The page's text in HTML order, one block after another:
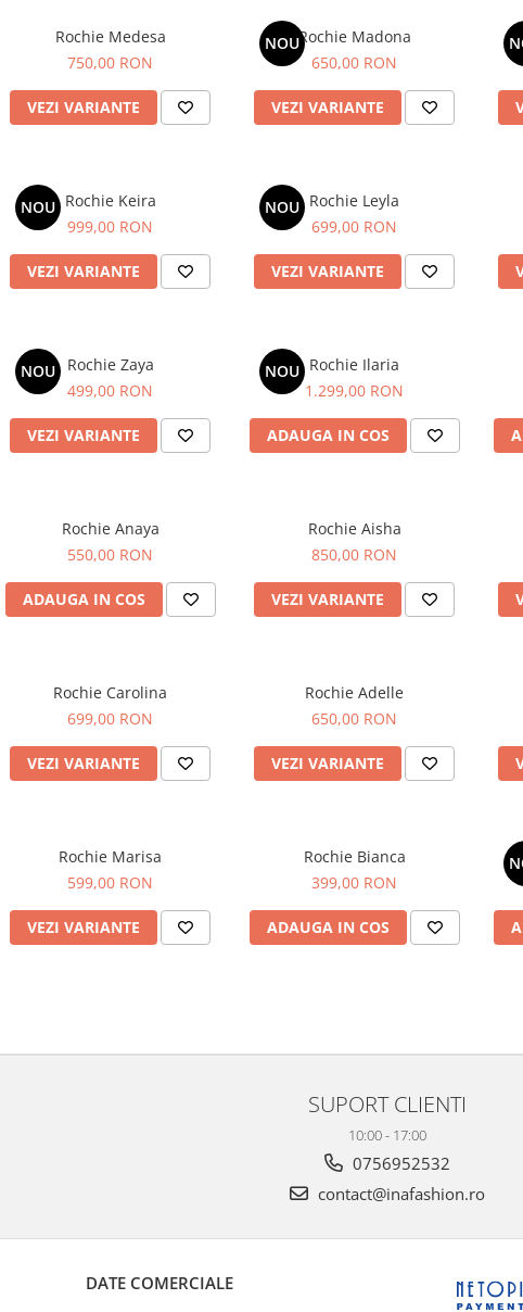
Rochie Medesa
750,00 RON
VEZI VARIANTE
NOURochie Madona
650,00 RON
VEZI VARIANTE
NOU Rochie Keira
999,00 RON
VEZI VARIANTE
NOU Rochie Leyla
699,00 RON
VEZI VARIANTE
NOU
Rochie Zaya
499,00 RON
VEZI VARIANTE
NOU Rochie Ilaria
1.299,00 RON
ADAUGA IN COS
Rochie Anaya
550,00 RON
ADAUGA IN COS
Rochie Aisha
850,00 RON
VEZI VARIANTE
Rochie Carolina
699,00 RON
VEZI VARIANTE
Rochie Adelle
650,00 RON
VEZI VARIANTE
Rochie Marisa
599,00 RON
VEZI VARIANTE
Rochie Bianca
399,00 RON
ADAUGA IN COS
SUPORT CLIENTI
10:00 - 17:00
0756952532
contact@inafashion.ro
DATE COMERCIALE